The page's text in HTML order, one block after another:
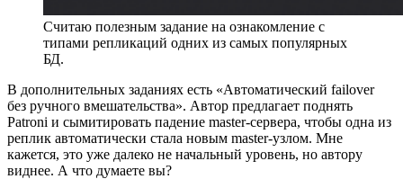
Считаю полезным задание на ознакомление с
типами репликаций одних из самых популярных
БД.
В дополнительных заданиях есть «Автоматический failover
без ручного вмешательства». Автор предлагает поднять
Patroni и сымитировать падение master-сервера, чтобы одна из
реплик автоматически стала новым master-узлом. Мне
кажется, это уже далеко не начальный уровень, но автору
виднее. А что думаете вы?